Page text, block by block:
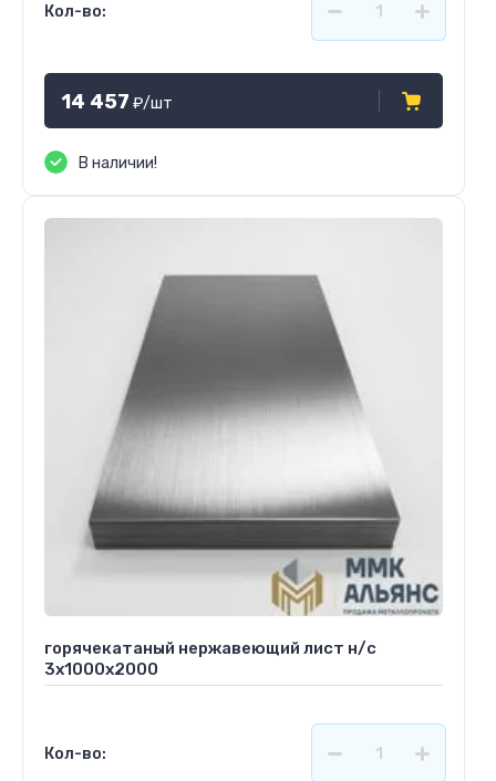
Кол-во:
14 457 ₽/шт
В наличии!
горячекатаный нержавеющий лист н/с
3х1000х2000
Кол-во: